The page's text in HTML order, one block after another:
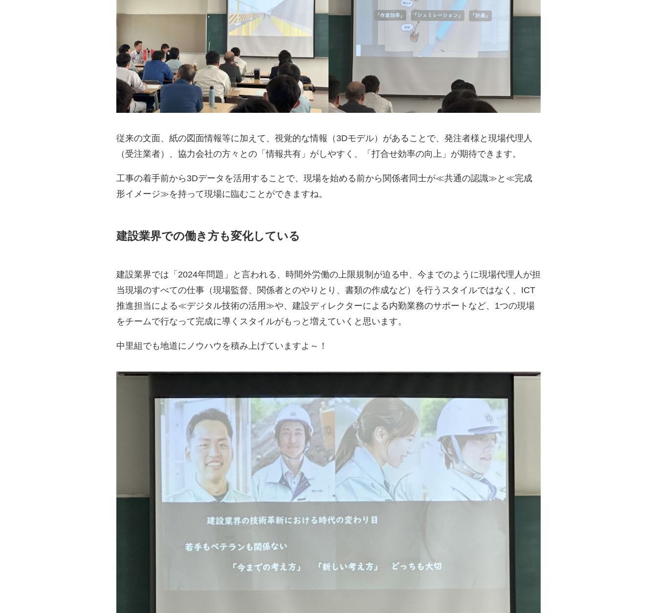
従来の文面、紙の図面情報等に加えて、視覚的な情報（3Dモデル）があることで、発注者様と現場代理人
（受注業者）、協力会社の方々との「情報共有」がしやすく、「打合せ効率の向上」が期待できます。
工事の着手前から3Dデータを活用することで、現場を始める前から関係者同士が≪共通の認識≫と≪完成
形イメージ≫を持って現場に臨むことができますね。
建設業界での働き方も変化している
建設業界では「2024年問題」と言われる、時間外労働の上限規制が迫る中、今までのように現場代理人が担
当現場のすべての仕事（現場監督、関係者とのやりとり、書類の作成など）を行うスタイルではなく、ICT
推進担当による≪デジタル技術の活用≫や、建設ディレクターによる内勤業務のサポートなど、1つの現場
をチームで行なって完成に導くスタイルがもっと増えていくと思います。
中里組でも地道にノウハウを積み上げていますよ～！